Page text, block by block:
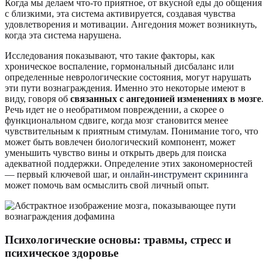
Когда мы делаем что-то приятное, от вкусной еды до общения
с близкими, эта система активируется, создавая чувства
удовлетворения и мотивации. Ангедония может возникнуть,
когда эта система нарушена.
Исследования показывают, что такие факторы, как
хроническое воспаление, гормональный дисбаланс или
определенные неврологические состояния, могут нарушать
эти пути вознаграждения. Именно это некоторые имеют в
виду, говоря об связанных с ангедонией изменениях в мозге.
Речь идет не о необратимом повреждении, а скорее о
функциональном сдвиге, когда мозг становится менее
чувствительным к приятным стимулам. Понимание того, что
может быть вовлечен биологический компонент, может
уменьшить чувство вины и открыть дверь для поиска
адекватной поддержки. Определение этих закономерностей
— первый ключевой шаг, и онлайн-инструмент скрининга
может помочь вам осмыслить свой личный опыт.
Психологические основы: травмы, стресс и
психическое здоровье